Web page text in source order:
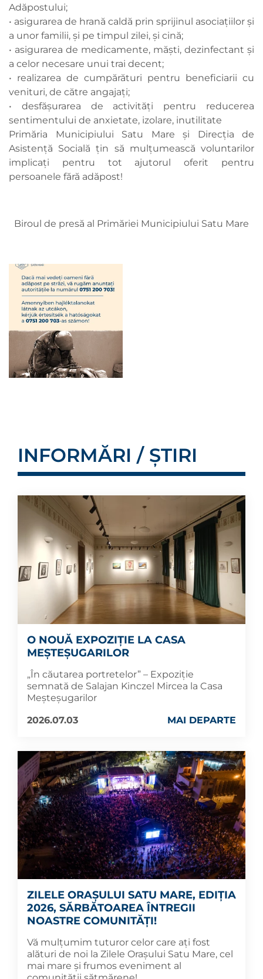
Adăpostului;
• asigurarea de hrană caldă prin sprijinul asociațiilor și
a unor familii, și pe timpul zilei, și cină;
• asigurarea de medicamente, măști, dezinfectant și
a celor necesare unui trai decent;
• realizarea de cumpărături pentru beneficiarii cu
venituri, de către angajați;
• desfășurarea de activități pentru reducerea
sentimentului de anxietate, izolare, inutilitate
Primăria Municipiului Satu Mare și Direcția de
Asistență Socială țin să mulțumească voluntarilor
implicați pentru tot ajutorul oferit pentru
persoanele fără adăpost!
Biroul de presă al Primăriei Municipiului Satu Mare
INFORMĂRI / ȘTIRI
O NOUĂ EXPOZIȚIE LA CASA
MEȘTEȘUGARILOR
„În căutarea portretelor” – Expoziție
semnată de Salajan Kinczel Mircea la Casa
Meșteșugarilor
2026.07.03
MAI DEPARTE
ZILELE ORAȘULUI SATU MARE, EDIȚIA
2026, SĂRBĂTOAREA ÎNTREGII
NOASTRE COMUNITĂȚI!
Vă mulțumim tuturor celor care ați fost
alături de noi la Zilele Orașului Satu Mare, cel
mai mare și frumos eveniment al